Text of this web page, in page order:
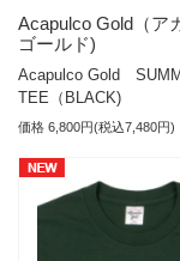
Acapulco Gold（ア
ゴールド)
Acapulco Gold
TEE（BLACK)
価格 6,800円(税込7,480円)